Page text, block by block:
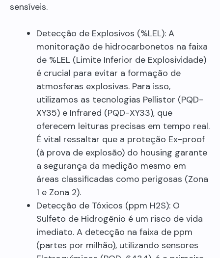
sensíveis.
Detecção de Explosivos (%LEL): A
monitoração de hidrocarbonetos na faixa
de %LEL (Limite Inferior de Explosividade)
é crucial para evitar a formação de
atmosferas explosivas. Para isso,
utilizamos as tecnologias Pellistor (PQD-
XY35) e Infrared (PQD-XY33), que
oferecem leituras precisas em tempo real.
É vital ressaltar que a proteção Ex-proof
(à prova de explosão) do housing garante
a segurança da medição mesmo em
áreas classificadas como perigosas (Zona
1 e Zona 2).
Detecção de Tóxicos (ppm H2S): O
Sulfeto de Hidrogênio é um risco de vida
imediato. A detecção na faixa de ppm
(partes por milhão), utilizando sensores